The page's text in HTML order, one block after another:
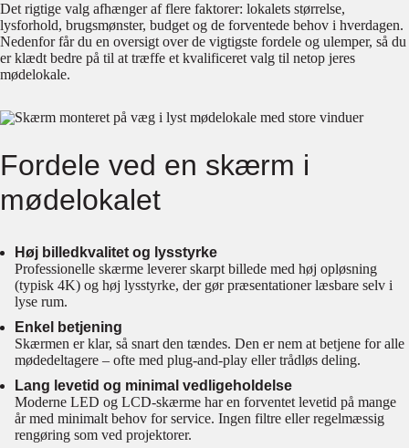
Det rigtige valg afhænger af flere faktorer: lokalets størrelse,
lysforhold, brugsmønster, budget og de forventede behov i hverdagen.
Nedenfor får du en oversigt over de vigtigste fordele og ulemper, så du
er klædt bedre på til at træffe et kvalificeret valg til netop jeres
mødelokale.
Fordele ved en skærm i
mødelokalet
Høj billedkvalitet og lysstyrke
Professionelle skærme leverer skarpt billede med høj opløsning
(typisk 4K) og høj lysstyrke, der gør præsentationer læsbare selv i
lyse rum.
Enkel betjening
Skærmen er klar, så snart den tændes. Den er nem at betjene for alle
mødedeltagere – ofte med plug-and-play eller trådløs deling.
Lang levetid og minimal vedligeholdelse
Moderne LED og LCD-skærme har en forventet levetid på mange
år med minimalt behov for service. Ingen filtre eller regelmæssig
rengøring som ved projektorer.